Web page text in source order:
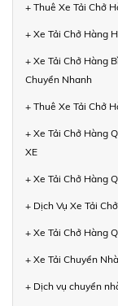
+ Thuê Xe Tải Chở
+ Xe Tải Chở Hàng
+ Xe Tải Chở Hàng
Chuyển Nhanh
+ Thuê Xe Tải Chở
+ Xe Tải Chở Hàng
XE
+ Xe Tải Chở Hàng
+ Dịch Vụ Xe Tải
+ Xe Tải Chở Hàng
+ Xe Tải Chuyển
+ Dịch vụ chuyển